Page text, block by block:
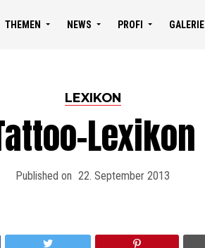
THEMEN NEWS PROFI GALERIE
LEXIKON
Lexikon
Published on 22. September 2013